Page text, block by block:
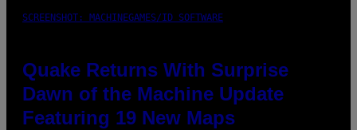
SCREENSHOT: MACHINEGAMES/ID SOFTWARE
Quake Returns With Surprise
Dawn of the Machine Update
Featuring 19 New Maps